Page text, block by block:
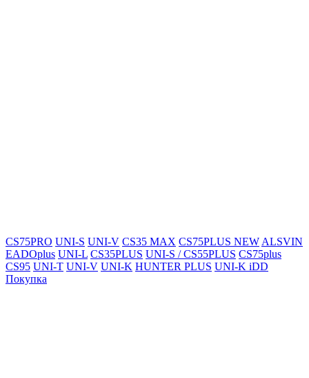
CS75PRO UNI-S UNI-V CS35 MAX CS75PLUS NEW ALSVIN
EADOplus UNI-L CS35PLUS UNI-S / CS55PLUS CS75plus
CS95 UNI-T UNI-V UNI-K HUNTER PLUS UNI-K iDD
Покупка